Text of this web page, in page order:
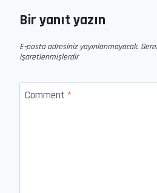
Bir yanıt yazın
E-posta adresiniz yayınlanmayacak.
işaretlenmişlerdir
Comment *